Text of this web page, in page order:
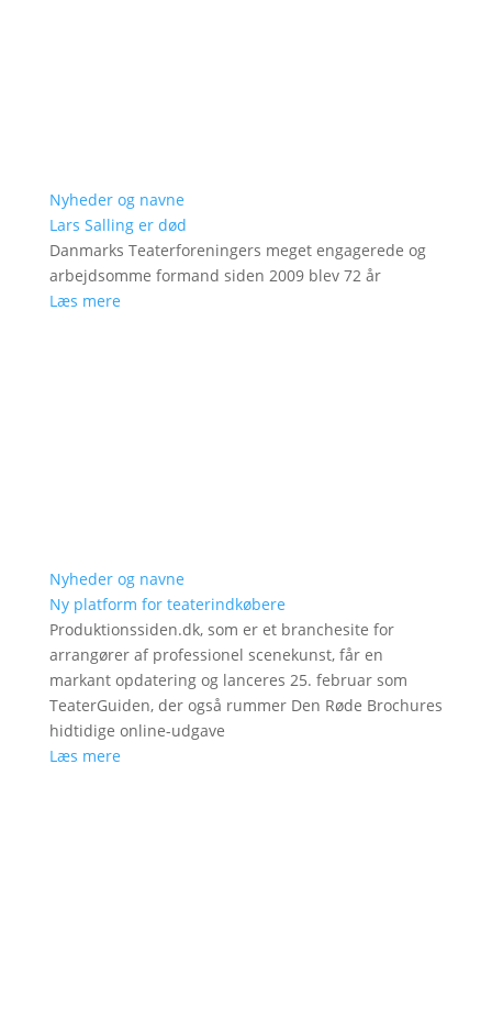
Nyheder og navne
Lars Salling er død
Danmarks Teaterforeningers meget engagerede og
arbejdsomme formand siden 2009 blev 72 år
Læs mere
Nyheder og navne
Ny platform for teaterindkøbere
Produktionssiden.dk, som er et branchesite for
arrangører af professionel scenekunst, får en
markant opdatering og lanceres 25. februar som
TeaterGuiden, der også rummer Den Røde Brochures
hidtidige online-udgave
Læs mere